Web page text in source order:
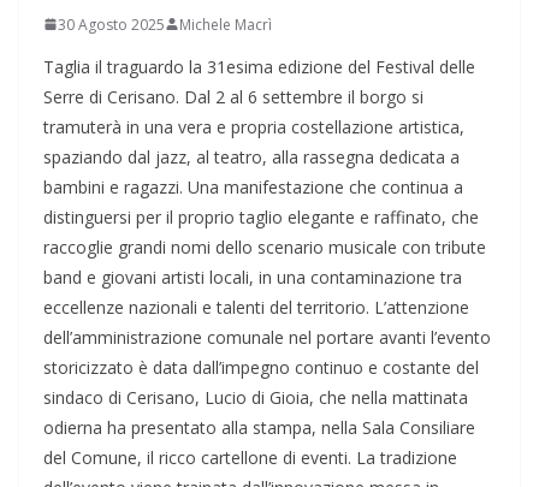
30 Agosto 2025 Michele Macrì
Taglia il traguardo la 31esima edizione del Festival delle
Serre di Cerisano. Dal 2 al 6 settembre il borgo si
tramuterà in una vera e propria costellazione artistica,
spaziando dal jazz, al teatro, alla rassegna dedicata a
bambini e ragazzi. Una manifestazione che continua a
distinguersi per il proprio taglio elegante e raffinato, che
raccoglie grandi nomi dello scenario musicale con tribute
band e giovani artisti locali, in una contaminazione tra
eccellenze nazionali e talenti del territorio. L’attenzione
dell’amministrazione comunale nel portare avanti l’evento
storicizzato è data dall’impegno continuo e costante del
sindaco di Cerisano, Lucio di Gioia, che nella mattinata
odierna ha presentato alla stampa, nella Sala Consiliare
del Comune, il ricco cartellone di eventi. La tradizione